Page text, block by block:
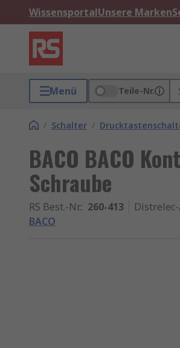
WissensportalUnsere Marken
Menü Teile-Nr.
/ Schalter /
BACO BACO
Schraube
RS Best.-Nr.: 260-413
BACO